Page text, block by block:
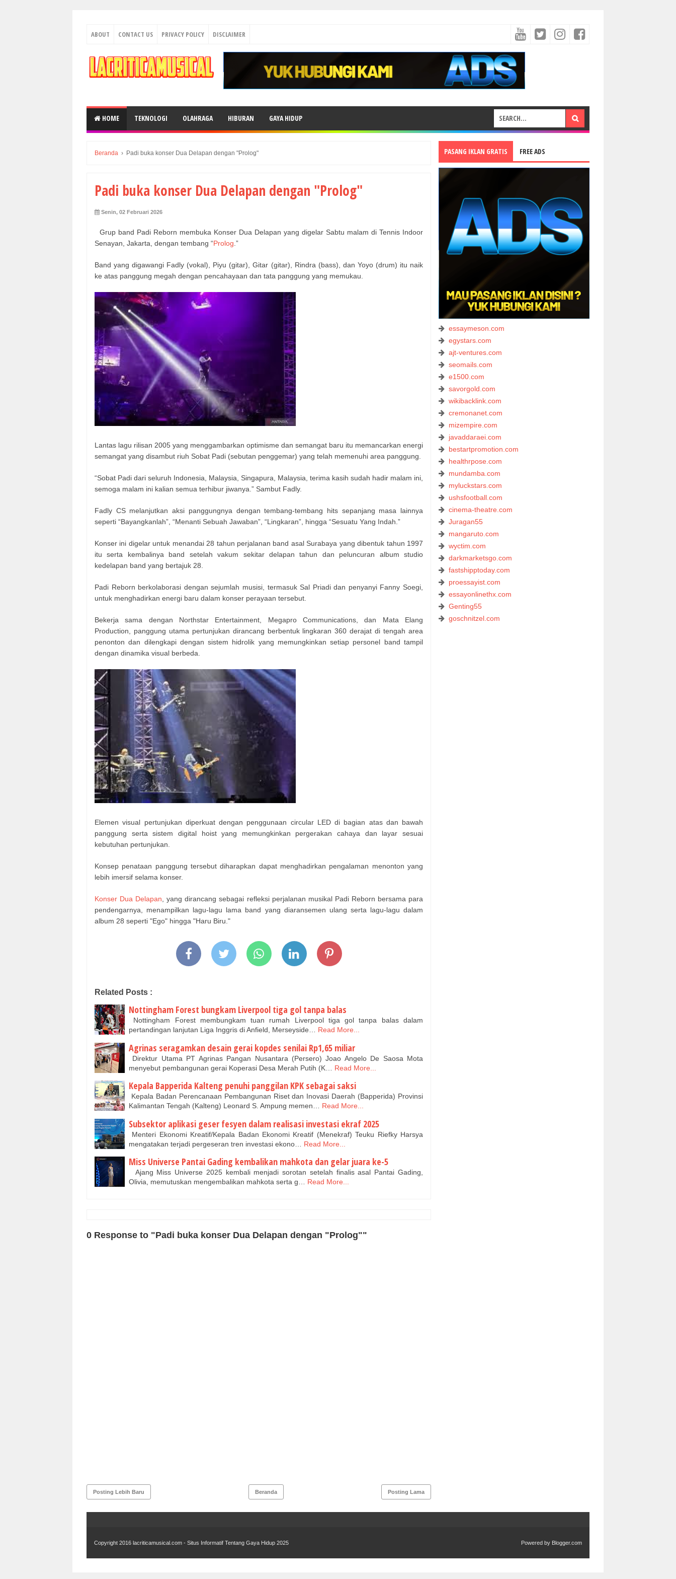
ABOUT CONTACT US PRIVACY POLICY DISCLAIMER
HOME TEKNOLOGI OLAHRAGA HIBURAN GAYA HIDUP
Beranda › Padi buka konser Dua Delapan dengan "Prolog"
Padi buka konser Dua Delapan dengan "Prolog"
Senin, 02 Februari 2026
Grup band Padi Reborn membuka Konser Dua Delapan yang digelar Sabtu malam di Tennis Indoor
Senayan, Jakarta, dengan tembang “Prolog .”
Band yang digawangi Fadly (vokal), Piyu (gitar), Gitar (gitar), Rindra (bass), dan Yoyo (drum) itu naik
ke atas panggung megah dengan pencahayaan dan tata panggung yang memukau.
Lantas lagu rilisan 2005 yang menggambarkan optimisme dan semangat baru itu memancarkan energi
semangat yang disambut riuh Sobat Padi (sebutan penggemar) yang telah memenuhi area panggung.
“Sobat Padi dari seluruh Indonesia, Malaysia, Singapura, Malaysia, terima kasih sudah hadir malam ini,
semoga malam ini kalian semua terhibur jiwanya.” Sambut Fadly.
Fadly CS melanjutkan aksi panggungnya dengan tembang-tembang hits sepanjang masa lainnya
seperti “Bayangkanlah”, “Menanti Sebuah Jawaban”, “Lingkaran”, hingga “Sesuatu Yang Indah.”
Konser ini digelar untuk menandai 28 tahun perjalanan band asal Surabaya yang dibentuk tahun 1997
itu serta kembalinya band setelah vakum sekitar delapan tahun dan peluncuran album studio
kedelapan band yang bertajuk 28.
Padi Reborn berkolaborasi dengan sejumlah musisi, termasuk Sal Priadi dan penyanyi Fanny Soegi,
untuk menghadirkan energi baru dalam konser perayaan tersebut.
Bekerja sama dengan Northstar Entertainment, Megapro Communications, dan Mata Elang
Production, panggung utama pertunjukan dirancang berbentuk lingkaran 360 derajat di tengah area
penonton dan dilengkapi dengan sistem hidrolik yang memungkinkan setiap personel band tampil
dengan dinamika visual berbeda.
Elemen visual pertunjukan diperkuat dengan penggunaan circular LED di bagian atas dan bawah
panggung serta sistem digital hoist yang memungkinkan pergerakan cahaya dan layar sesuai
kebutuhan pertunjukan.
Konsep penataan panggung tersebut diharapkan dapat menghadirkan pengalaman menonton yang
lebih imersif selama konser.
Konser Dua Delapan , yang dirancang sebagai refleksi perjalanan musikal Padi Reborn bersama para
pendengarnya, menampilkan lagu-lagu lama band yang diaransemen ulang serta lagu-lagu dalam
album 28 seperti "Ego" hingga "Haru Biru."
Related Posts :
Nottingham Forest bungkam Liverpool tiga gol tanpa balas
Nottingham Forest membungkam tuan rumah Liverpool tiga gol tanpa balas dalam
pertandingan lanjutan Liga Inggris di Anfield, Merseyside…
Read More...
Agrinas seragamkan desain gerai kopdes senilai Rp1,65 miliar
Direktur Utama PT Agrinas Pangan Nusantara (Persero) Joao Angelo De Saosa Mota
menyebut pembangunan gerai Koperasi Desa Merah Putih (K…
Read More...
Kepala Bapperida Kalteng penuhi panggilan KPK sebagai saksi
Kepala Badan Perencanaan Pembangunan Riset dan Inovasi Daerah (Bapperida) Provinsi
Kalimantan Tengah (Kalteng) Leonard S. Ampung memen…
Read More...
Subsektor aplikasi geser fesyen dalam realisasi investasi ekraf 2025
Menteri Ekonomi Kreatif/Kepala Badan Ekonomi Kreatif (Menekraf) Teuku Riefky Harsya
mengatakan terjadi pergeseran tren investasi ekono…
Read More...
Miss Universe Pantai Gading kembalikan mahkota dan gelar juara ke-5
Ajang Miss Universe 2025 kembali menjadi sorotan setelah finalis asal Pantai Gading,
Olivia, memutuskan mengembalikan mahkota serta g…
Read More...
0 Response to "Padi buka konser Dua Delapan dengan "Prolog""
Posting Lebih Baru Posting Lama
Beranda
PASANG IKLAN GRATIS FREE ADS
essaymeson.com
egystars.com
ajt-ventures.com
seomails.com
e1500.com
savorgold.com
wikibacklink.com
cremonanet.com
mizempire.com
javaddaraei.com
bestartpromotion.com
healthrpose.com
mundamba.com
myluckstars.com
ushsfootball.com
cinema-theatre.com
Juragan55
mangaruto.com
wyctim.com
darkmarketsgo.com
fastshipptoday.com
proessayist.com
essayonlinethx.com
Genting55
goschnitzel.com
Copyright 2016 lacriticamusical.com - Situs Informatif Tentang Gaya Hidup 2025 Powered by Blogger.com